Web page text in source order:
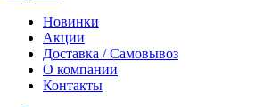
Новинки
Акции
Доставка / Самовывоз
О компании
Контакты